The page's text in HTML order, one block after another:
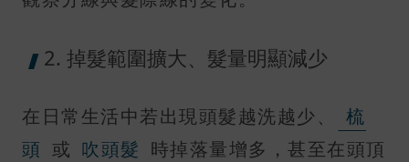
2. 掉髮範圍擴大、髮量明顯減少
在日常生活中若出現頭髮越洗越少、
梳
頭 或 吹頭髮 時掉落量增多，甚至在頭頂